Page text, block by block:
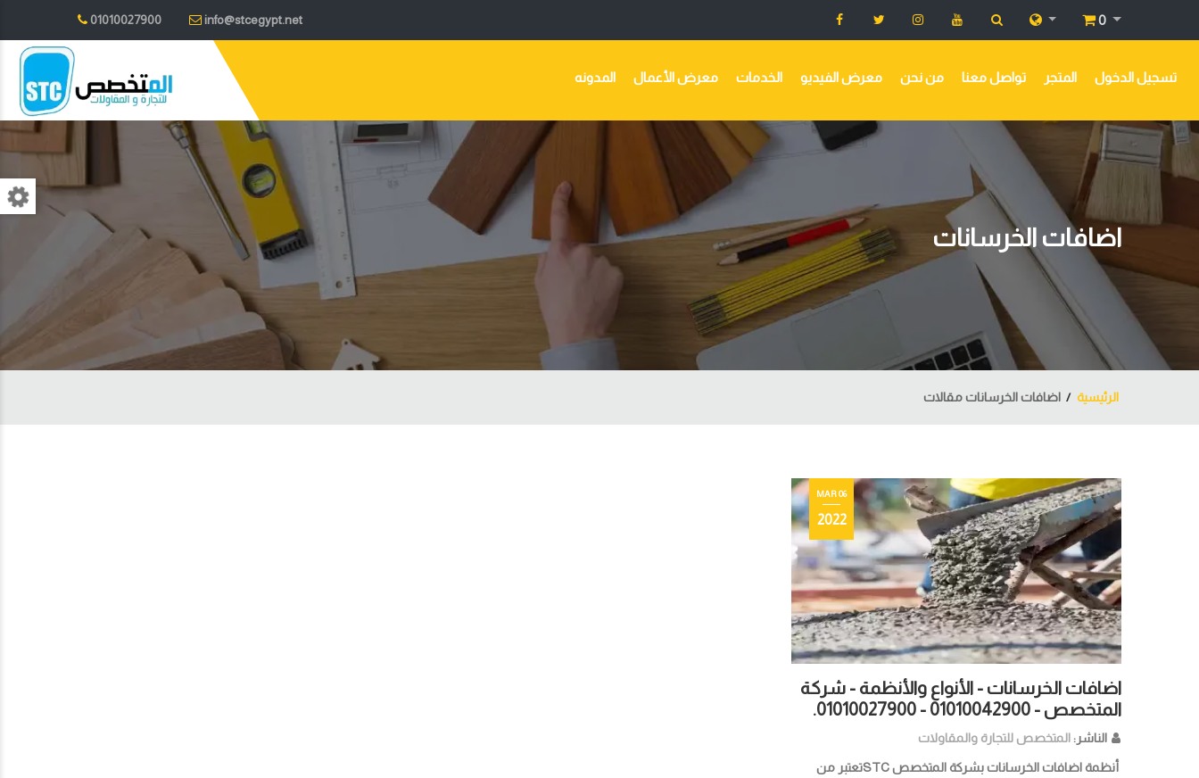
01010027900 info@stcegypt.net 0
المدونه معرض الأعمال الخدمات معرض الفيديو من نحن تواصل معنا المتجر تسجيل الدخول
اضافات الخرسانات
الرئيسية اضافات الخرسانات مقالات
اضافات الخرسانات - الأنواع والأنظمة - شركة
المتخصص - 01010042900 - 01010027900.
06 MAR
2022
الناشر: المتخصص للتجارة والمقاولات
أنظمة اضافات الخرسانات بشركة المتخصص STCتعتبر من